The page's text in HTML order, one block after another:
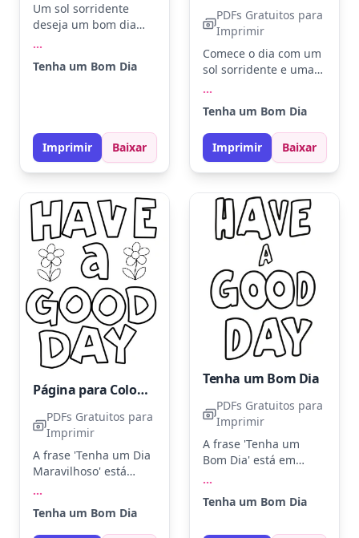
Um sol sorridente
deseja um bom dia
amarelo brilhante e
adicione um fundo
azul claro para criar
um céu radiante.
...
Tenha um Bom Dia
Imprimir Baixar
PDFs Gratuitos para
Imprimir
Comece o dia com um
sol sorridente e uma
amarelo brilhante e a
árvore com verde
vibrante. Experimente
adicionar tons de azul
toque especial.
...
Tenha um Bom Dia
Imprimir Baixar
Página para Colorir Tenha um Dia Maravilhoso
PDFs Gratuitos para
Imprimir
A frase 'Tenha um Dia
Maravilhoso' está
cores vibrantes, como
...
Tenha um Bom Dia
Tenha um Bom Dia
PDFs Gratuitos para
Imprimir
A frase 'Tenha um
Bom Dia' está em
como amarelo, azul e
...
Tenha um Bom Dia